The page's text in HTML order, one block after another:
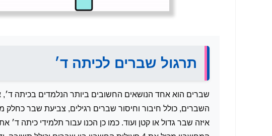
תרגול שברים לכיתה ד׳
שברים הוא אחד הנושאים החשובים ביותר הנלמדים בכיתה ד׳,
השברים, כולל חיבור וחיסור שברים רגילים, צביעת שבר
איזה שבר גדול או קטן ועוד. כמו כן הכנו עבור תלמידי כיתה ד׳